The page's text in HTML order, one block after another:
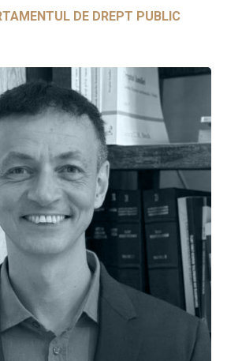
DE DREPT PUBLIC